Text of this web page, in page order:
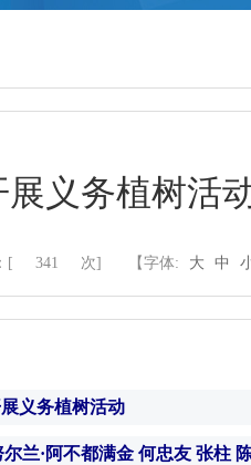
义务植树活
[ 341 次] 【字体: 大 中
义务植树活动
兰·阿不都满金 何忠友 张柱